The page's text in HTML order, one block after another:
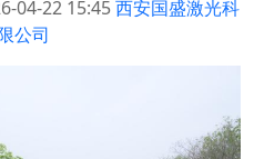
04-22 15:45西安国盛激光科
公司